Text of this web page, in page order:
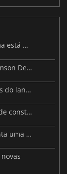
GTA VI: Para além dos atrasos, a obra-prima está quase a chegar
Pearl Abyss revela imagens de jogo de Crimson Desert para a PS5
A controvérsia atinge Crimson Desert antes do lançamento
Subnautica 2 apresenta um novo sistema de construção de bases
O primeiro DLC de Borderlands 4 acrescenta uma nova personagem e muito mais